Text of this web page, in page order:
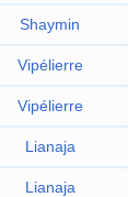
Shaymin
Vipélierre
Vipélierre
Lianaja
Lianaja